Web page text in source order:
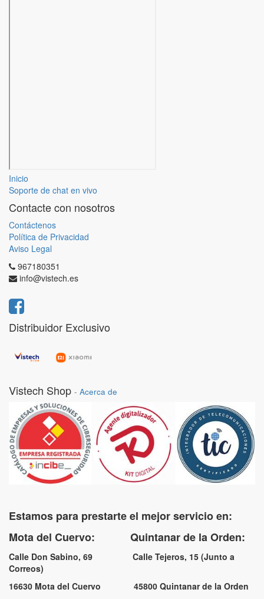
Inicio
Soporte de chat en vivo
Contacte con nosotros
Contáctenos
Política de Privacidad
Aviso Legal
967180351
info@vistech.es
Distribuidor Exclusivo
Vistech Shop - Acerca de
Estamos para prestarte el mejor servicio en:
Mota del Cuervo: Quintanar de la Orden:
Calle Don Sabino, 69 Calle Tejeros, 15 (Junto a
Correos)
16630 Mota del Cuervo 45800 Quintanar de la Orden